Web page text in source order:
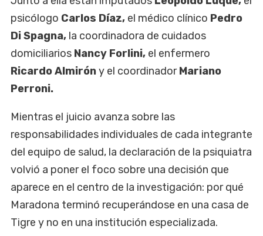
psicólogo Carlos Díaz, el médico clínico Pedro
Di Spagna, la coordinadora de cuidados
domiciliarios Nancy Forlini, el enfermero
Ricardo Almiróny el coordinadorMariano
Perroni.
Mientras el juicio avanza sobre las
responsabilidades individuales de cada integrante
del equipo de salud, la declaración de la psiquiatra
volvió a poner el foco sobre una decisión que
aparece en el centro de la investigación: por qué
Maradona terminó recuperándose en una casa de
Tigre y no en una institución especializada.